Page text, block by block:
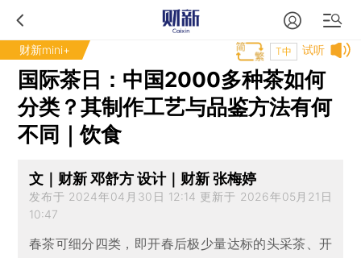
财新mini+ 试听
T中
国际茶日：中国2000多种茶如何
分类？其制作工艺与品鉴方法有何
不同｜饮食
文｜财新 邓舒方 设计｜财新 张梅婷
发布于 2024年04月30日 12:14 更新于 2026年05月21日
10:47
春茶可细分四类，即开春后极少量达标的头采茶、开